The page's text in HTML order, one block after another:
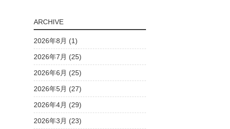
ARCHIVE
2026年8月 (1)
2026年7月 (25)
2026年6月 (25)
2026年5月 (27)
2026年4月 (29)
2026年3月 (23)